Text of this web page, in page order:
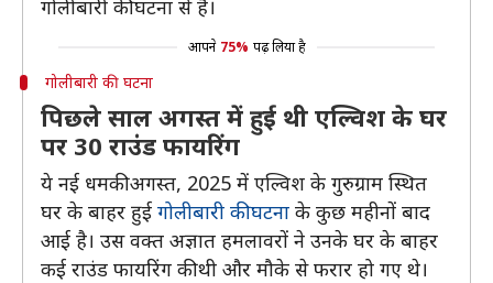
गोलीबारी की घटना से है।
आपने 75% पढ़ लिया है
गोलीबारी की घटना
पिछले साल अगस्त में हुई थी एल्विश के घर
पर 30 राउंड फायरिंग
ये नई धमकी अगस्त, 2025 में एल्विश के गुरुग्राम स्थित
घर के बाहर हुई गोलीबारी की घटना के कुछ महीनों बाद
आई है। उस वक्त अज्ञात हमलावरों ने उनके घर के बाहर
कई राउंड फायरिंग की थी और मौके से फरार हो गए थे।